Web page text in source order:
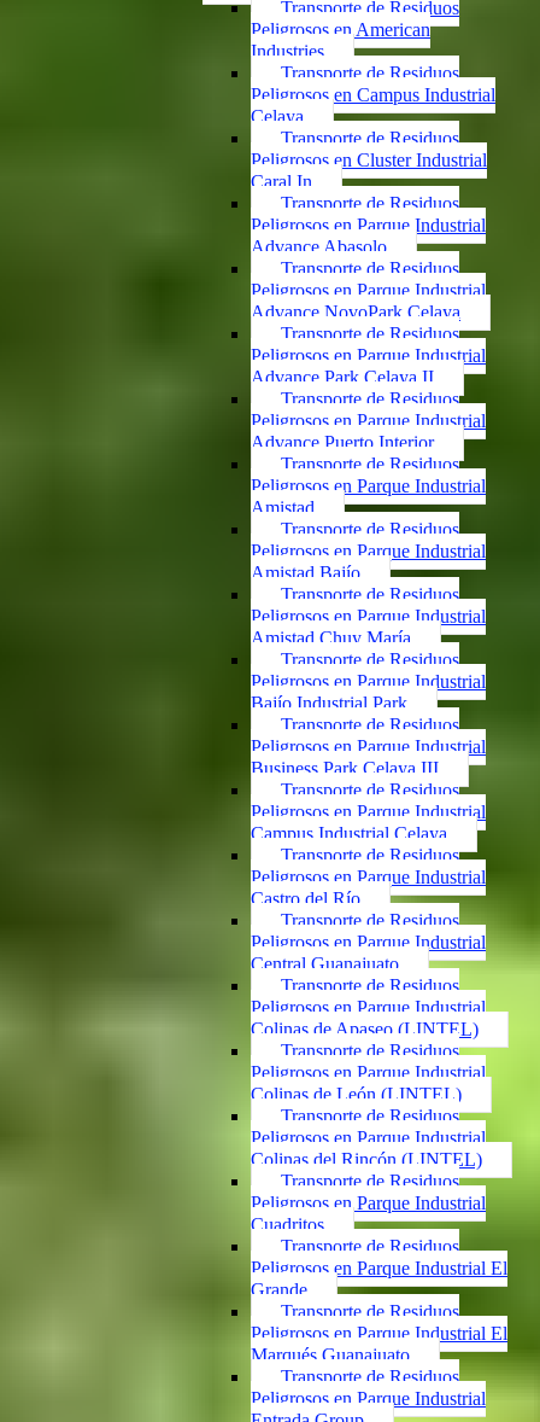
Transporte de Residuos
Peligrosos en American
Industries
Transporte de Residuos
Peligrosos en Campus Industrial
Celaya
Transporte de Residuos
Peligrosos en Cluster Industrial
Caral In
Transporte de Residuos
Peligrosos en Parque Industrial
Advance Abasolo
Transporte de Residuos
Peligrosos en Parque Industrial
Advance NovoPark Celaya
Transporte de Residuos
Peligrosos en Parque Industrial
Advance Park Celaya II
Transporte de Residuos
Peligrosos en Parque Industrial
Advance Puerto Interior
Transporte de Residuos
Peligrosos en Parque Industrial
Amistad
Transporte de Residuos
Peligrosos en Parque Industrial
Amistad Bajío
Transporte de Residuos
Peligrosos en Parque Industrial
Amistad Chuy María
Transporte de Residuos
Peligrosos en Parque Industrial
Bajío Industrial Park
Transporte de Residuos
Peligrosos en Parque Industrial
Business Park Celaya III
Transporte de Residuos
Peligrosos en Parque Industrial
Campus Industrial Celaya
Transporte de Residuos
Peligrosos en Parque Industrial
Castro del Río
Transporte de Residuos
Peligrosos en Parque Industrial
Central Guanajuato
Transporte de Residuos
Peligrosos en Parque Industrial
Colinas de Apaseo (LINTEL)
Transporte de Residuos
Peligrosos en Parque Industrial
Colinas de León (LINTEL)
Transporte de Residuos
Peligrosos en Parque Industrial
Colinas del Rincón (LINTEL)
Transporte de Residuos
Peligrosos en Parque Industrial
Cuadritos
Transporte de Residuos
Peligrosos en Parque Industrial El
Grande
Transporte de Residuos
Peligrosos en Parque Industrial El
Marqués Guanajuato
Transporte de Residuos
Peligrosos en Parque Industrial